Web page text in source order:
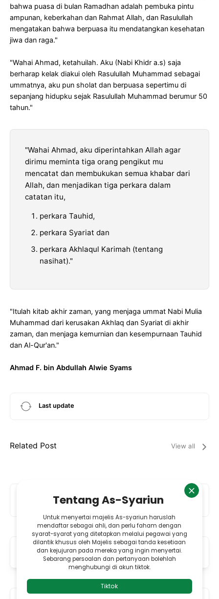
bahwa puasa di bulan Ramadhan adalah pembuka pintu
ampunan, keberkahan dan Rahmat Allah, dan Rasulullah
mengatakan bahwa berpuasa itu mendatangkan kesehatan
jiwa dan raga."
"Wahai Ahmad, ketahuilah. Aku (Nabi Khidr a.s) saja
berharap kelak diakui oleh Rasulullah Muhammad sebagai
ummatnya, aku pun sholat dan berpuasa sepertimu di
sepanjang hidupku sejak Rasulullah Muhammad berumur 50
tahun."
"Wahai Ahmad, aku diperintahkan Allah agar
dirimu meminta tiga orang pengikut mu
mencatat dan membukukan semua khabar dari
Allah, dan menjadikan tiga perkara dalam
catatan itu,
perkara Tauhid,
perkara Syariat dan
perkara Akhlaqul Karimah (tentang
nasihat)."
"Itulah kitab akhir zaman, yang menjaga ummat Nabi Mulia
Muhammad dari kerusakan Akhlaq dan Syariat di akhir
zaman, dan menjaga kemurnian dan kesempurnaan Tauhid
dan Al-Qur'an."
Ahmad F. bin Abdullah Alwie Syams
Last update
Related Post View all
Add Comment
Previous